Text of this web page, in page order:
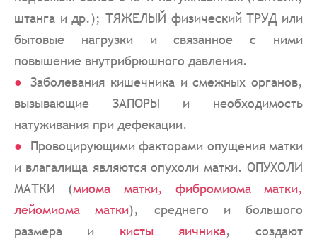
штанга и др.); ТЯЖЕЛЫЙ физический ТРУД или
бытовые нагрузки и связанное с ними
повышение внутрибрюшного давления.
Заболевания кишечника и смежных органов,
вызывающие ЗАПОРЫ и необходимость
натуживания при дефекации.
Провоцирующими факторами опущения матки
и влагалища являются опухоли матки. ОПУХОЛИ
МАТКИ (миома матки, фибромиома матки,
лейомиома матки), среднего и большого
размера и кисты яичника, создают